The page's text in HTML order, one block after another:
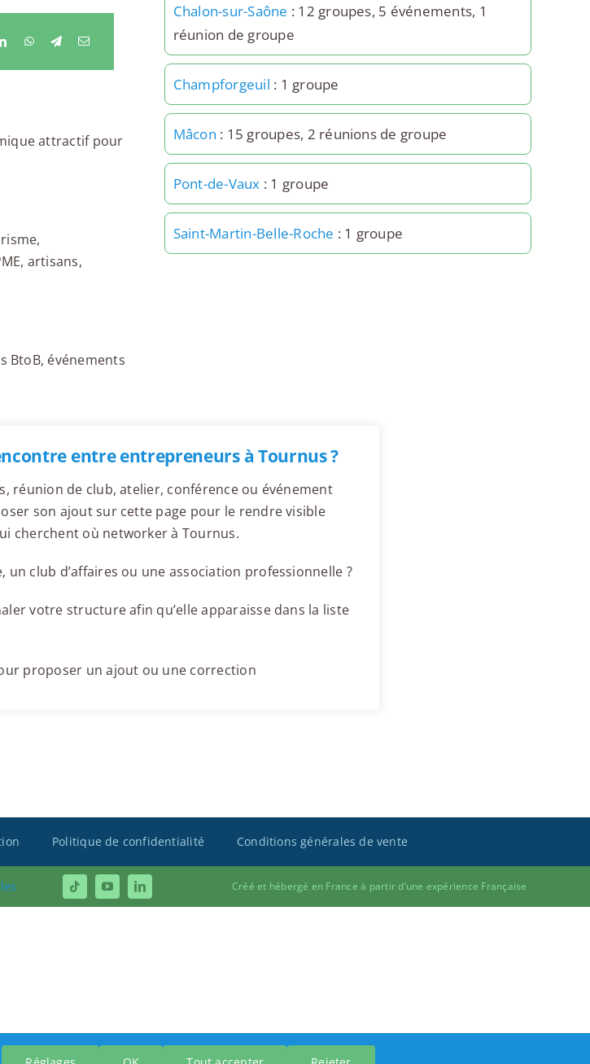
attractif pour
artisans,
BtoB, événements
Chalon-sur-Saône : 12 groupes, 5 événements, 1
réunion de groupe
Champforgeuil : 1 groupe
Mâcon : 15 groupes, 2 réunions de groupe
Pont-de-Vaux : 1 groupe
Saint-Martin-Belle-Roche : 1 groupe
entre entrepreneurs à Tournus ?
réunion de club, atelier, conférence ou événement
son ajout sur cette page pour le rendre visible
cherchent où networker à Tournus.
un club d’affaires ou une association professionnelle ?
votre structure afin qu’elle apparaisse dans la liste
proposer un ajout ou une correction
Politique de confidentialité Conditions générales de vente
Créé et hébergé en France à partir d’une expérience Française